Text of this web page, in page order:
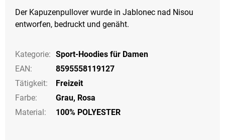
Der Kapuzenpullover wurde in Jablonec nad Nisou
entworfen, bedruckt und genäht.
Kategorie: Sport-Hoodies für Damen
EAN:
8595558119127
Tätigkeit:
Freizeit
Farbe: Grau, Rosa
Material:
100% POLYESTER